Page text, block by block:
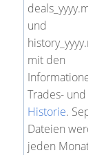
und
mit den
Trades- und
Historie.
Dateien
jeden Monat